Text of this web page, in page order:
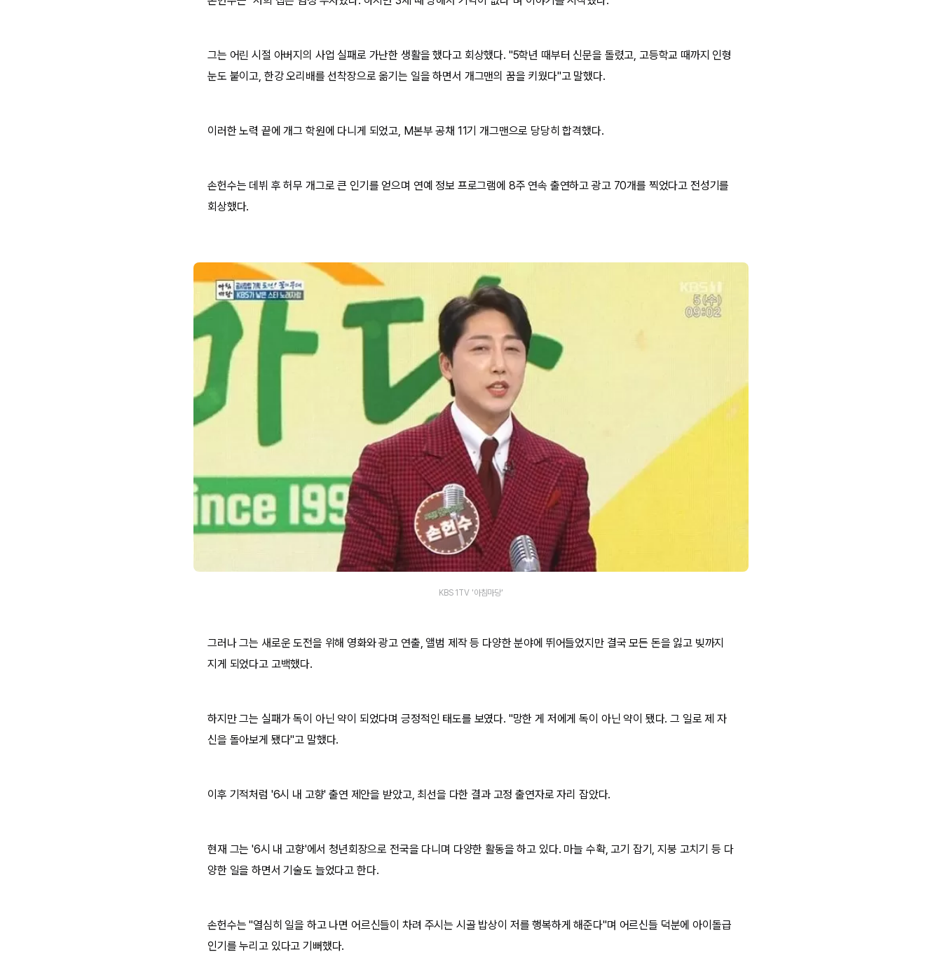
그는 어린 시절 아버지의 사업 실패로 가난한 생활을 했다고 회상했다. "5학년 때부터 신문을 돌렸고, 고등학교 때까지 인형
눈도 붙이고, 한강 오리배를 선착장으로 옮기는 일을 하면서 개그맨의 꿈을 키웠다"고 말했다.
이러한 노력 끝에 개그 학원에 다니게 되었고, M본부 공채 11기 개그맨으로 당당히 합격했다.
손헌수는 데뷔 후 허무 개그로 큰 인기를 얻으며 연예 정보 프로그램에 8주 연속 출연하고 광고 70개를 찍었다고 전성기를
회상했다.
KBS 1TV '아침마당'
그러나 그는 새로운 도전을 위해 영화와 광고 연출, 앨범 제작 등 다양한 분야에 뛰어들었지만 결국 모든 돈을 잃고 빚까지
지게 되었다고 고백했다.
하지만 그는 실패가 독이 아닌 약이 되었다며 긍정적인 태도를 보였다. "망한 게 저에게 독이 아닌 약이 됐다. 그 일로 제 자
신을 돌아보게 됐다"고 말했다.
이후 기적처럼 '6시 내 고향' 출연 제안을 받았고, 최선을 다한 결과 고정 출연자로 자리 잡았다.
현재 그는 '6시 내 고향'에서 청년회장으로 전국을 다니며 다양한 활동을 하고 있다. 마늘 수확, 고기 잡기, 지붕 고치기 등 다
양한 일을 하면서 기술도 늘었다고 한다.
손헌수는 "열심히 일을 하고 나면 어르신들이 차려 주시는 시골 밥상이 저를 행복하게 해준다"며 어르신들 덕분에 아이돌급
인기를 누리고 있다고 기뻐했다.